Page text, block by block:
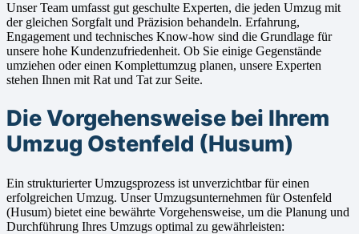
Unser Team umfasst gut geschulte Experten, die jeden Umzug mit
der gleichen Sorgfalt und Präzision behandeln. Erfahrung,
Engagement und technisches Know-how sind die Grundlage für
unsere hohe Kundenzufriedenheit. Ob Sie einige Gegenstände
umziehen oder einen Komplettumzug planen, unsere Experten
stehen Ihnen mit Rat und Tat zur Seite.
Die Vorgehensweise bei Ihrem
Umzug Ostenfeld (Husum)
Ein strukturierter Umzugsprozess ist unverzichtbar für einen
erfolgreichen Umzug. Unser Umzugsunternehmen für Ostenfeld
(Husum) bietet eine bewährte Vorgehensweise, um die Planung und
Durchführung Ihres Umzugs optimal zu gewährleisten: